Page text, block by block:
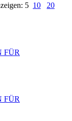
5 10 20
FÜR
FÜR